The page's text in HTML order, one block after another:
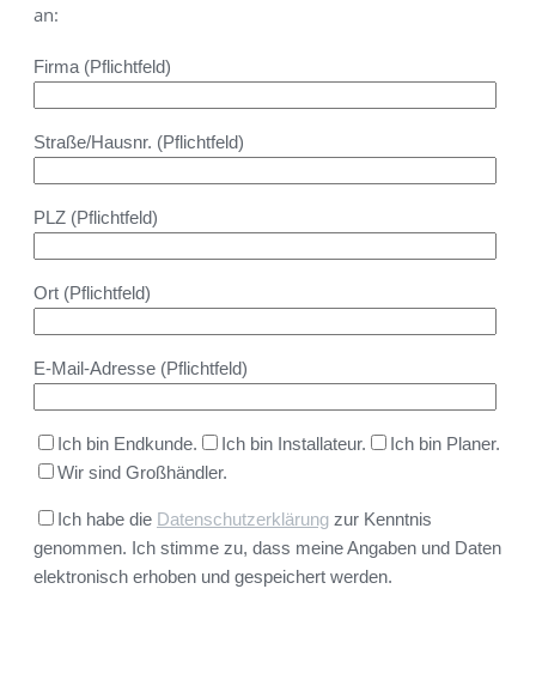
an:
Firma (Pflichtfeld)
Straße/Hausnr. (Pflichtfeld)
PLZ (Pflichtfeld)
Ort (Pflichtfeld)
E-Mail-Adresse (Pflichtfeld)
Ich bin Endkunde. Ich bin Installateur.
Ich bin Planer.
Wir sind Großhändler.
Ich habe die Datenschutzerklärung zur Kenntnis
genommen. Ich stimme zu, dass meine Angaben und Daten
elektronisch erhoben und gespeichert werden.